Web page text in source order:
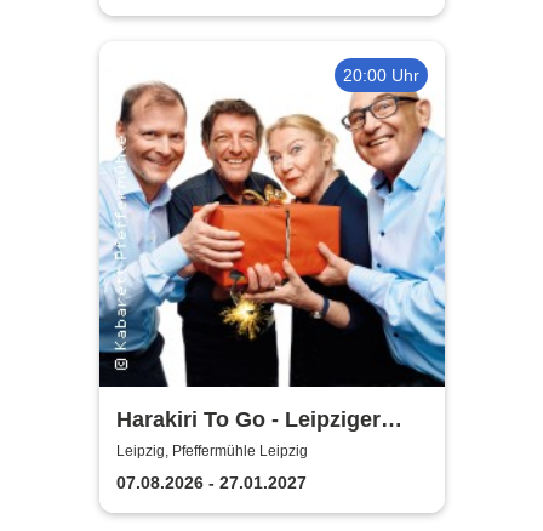
20:00 Uhr
Harakiri To Go - Leipziger
Pfeffermühle
Leipzig, Pfeffermühle Leipzig
07.08.2026 - 27.01.2027